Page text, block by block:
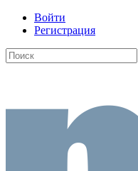
Войти
Регистрация